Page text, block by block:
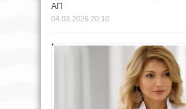
АП
04.03.2026 20:10